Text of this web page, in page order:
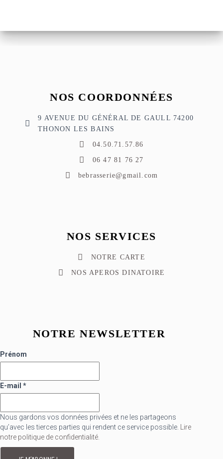
NOS COORDONNÉES
9 AVENUE DU GÉNÉRAL DE GAULL 74200
THONON LES BAINS
04.50.71.57.86
06 47 81 76 27
bebrasserie@gmail.com
NOS SERVICES
NOTRE CARTE
NOS APEROS DINATOIRE
NOTRE NEWSLETTER
Prénom
E-mail *
Nous gardons vos données privées et ne les partageons
qu’avec les tierces parties qui rendent ce service possible.
Lire
notre politique de confidentialité.